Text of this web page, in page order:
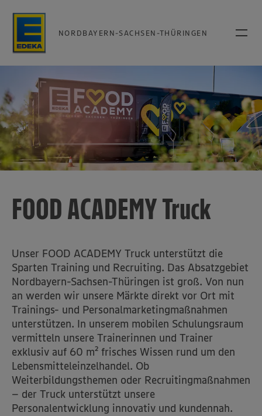
NORDBAYERN-SACHSEN-THÜRINGEN
FOOD ACADEMY Truck
Unser FOOD ACADEMY Truck unterstützt die
Sparten Training und Recruiting. Das Absatzgebiet
Nordbayern-Sachsen-Thüringen ist groß. Von nun
an werden wir unsere Märkte direkt vor Ort mit
Trainings- und Personalmarketingmaßnahmen
unterstützen. In unserem mobilen Schulungsraum
vermitteln unsere Trainerinnen und Trainer
exklusiv auf 60 m² frisches Wissen rund um den
Lebensmitteleinzelhandel. Ob
Weiterbildungsthemen oder Recruitingmaßnahmen
– der Truck unterstützt unsere
Personalentwicklung innovativ und kundennah.